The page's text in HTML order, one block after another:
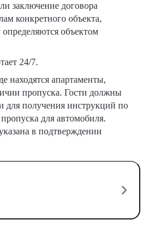
заключение договора
конкретного объекта,
объектом
24/7.
находятся апартаменты,
пропуска. Гости должны
для получения инструкций по
для автомобиля.
в подтверждении